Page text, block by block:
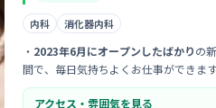
内科 消化器内科
・ 2023年6月にオープンしたばかりの
間で、毎日気持ちよくお仕事ができます
・「患者様に安心を届ける」ことを大
さんも馴染みやすいアットホームな職場
アクセス・雰囲気を見る